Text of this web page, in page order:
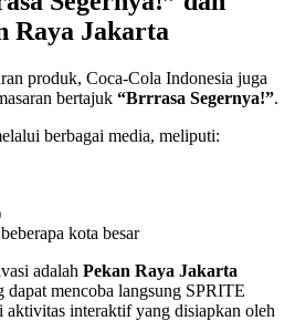
Raya Jakarta
produk, Coca-Cola Indonesia juga
bertajuk “Brrrasa Segernya!”.
berbagai media, meliputi:
kota besar
adalah Pekan Raya Jakarta
dapat mencoba langsung SPRITE
interaktif yang disiapkan oleh